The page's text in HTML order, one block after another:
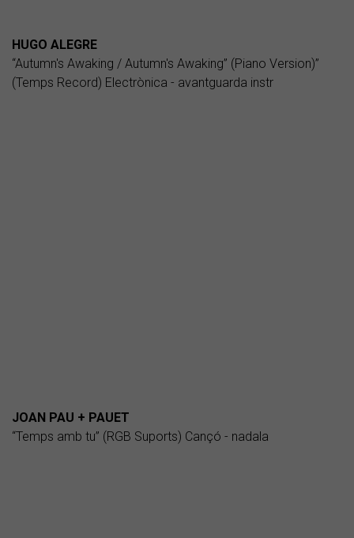
HUGO ALEGRE
“Autumn's Awaking / Autumn's Awaking” (Piano Version)”
(Temps Record) Electrònica - avantguarda instr
JOAN PAU + PAUET
“Temps amb tu” (RGB Suports) Cançó - nadala